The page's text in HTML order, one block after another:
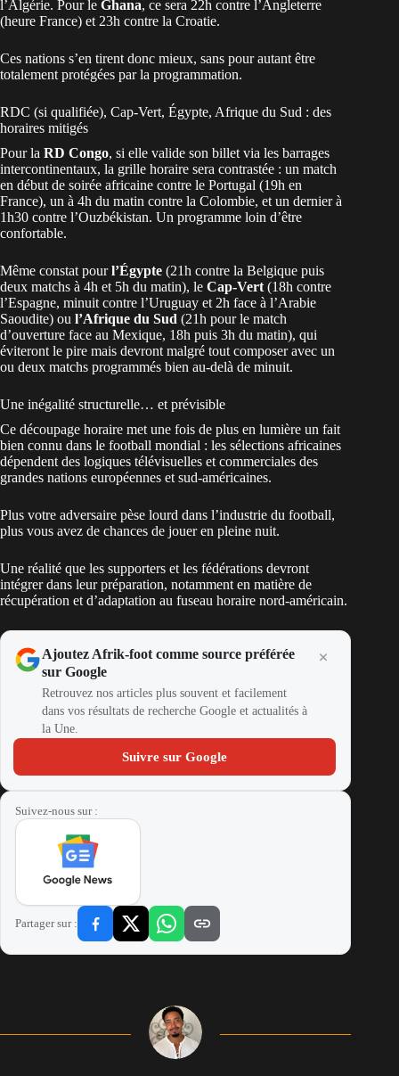
l’Algérie. Pour le Ghana, ce sera 22h contre l’Angleterre
(heure France) et 23h contre la Croatie.
Ces nations s’en tirent donc mieux, sans pour autant être
totalement protégées par la programmation.
RDC (si qualifiée), Cap-Vert, Égypte, Afrique du Sud : des
horaires mitigés
Pour la RD Congo, si elle valide son billet via les barrages
intercontinentaux, la grille horaire sera contrastée : un match
en début de soirée africaine contre le Portugal (19h en
France), un à 4h du matin contre la Colombie, et un dernier à
1h30 contre l’Ouzbékistan. Un programme loin d’être
confortable.
Même constat pourl’Égypte (21h contre la Belgique puis
deux matchs à 4h et 5h du matin), le Cap-Vert(18h contre
l’Espagne, minuit contre l’Uruguay et 2h face à l’Arabie
Saoudite) ou l’Afrique du Sud (21h pour le match
d’ouverture face au Mexique, 18h puis 3h du matin), qui
éviteront le pire mais devront malgré tout composer avec un
ou deux matchs programmés bien au-delà de minuit.
Une inégalité structurelle… et prévisible
Ce découpage horaire met une fois de plus en lumière un fait
bien connu dans le football mondial : les sélections africaines
dépendent des logiques télévisuelles et commerciales des
grandes nations européennes et sud-américaines.
Plus votre adversaire pèse lourd dans l’industrie du football,
plus vous avez de chances de jouer en pleine nuit.
Une réalité que les supporters et les fédérations devront
intégrer dans leur préparation, notamment en matière de
récupération et d’adaptation au fuseau horaire nord-américain.
Ajoutez Afrik-foot comme source préférée
sur Google
Retrouvez nos articles plus souvent et facilement
dans vos résultats de recherche Google et actualités à
la Une.
Suivre sur Google
Suivez-nous sur :
Partager sur :